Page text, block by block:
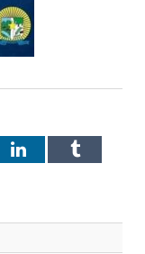
LinkedInTumblr